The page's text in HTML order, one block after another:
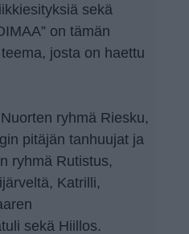
sekä
on tämän
josta on haettu
ryhmä Riesku,
pitäjän tanhuujat ja
ryhmä Rutistus,
Katrilli,
sekä Hiillos.